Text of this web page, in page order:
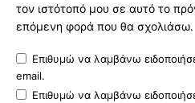
τον ιστότοπό μου σε αυτό το
επόμενη φορά που θα σχολιάσω.
Επιθυμώ να λαμβάνω
email.
Επιθυμώ να λαμβάνω